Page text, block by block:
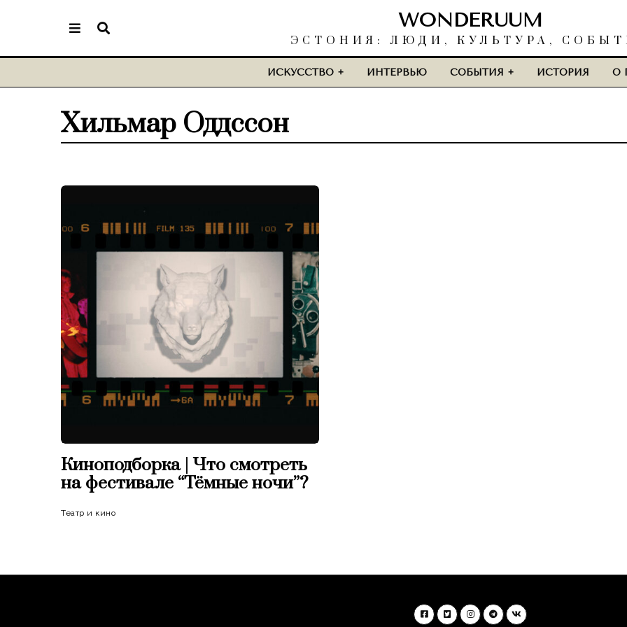
WONDERUUM
ЭСТОНИЯ: ЛЮДИ, КУЛЬТУРА,
ИСКУССТВО ИНТЕРВЬЮ СОБЫТИЯ ИСТОРИЯ О
Хильмар Оддссон
Киноподборка | Что смотреть
на фестивале “Тёмные ночи”?
Театр и кино